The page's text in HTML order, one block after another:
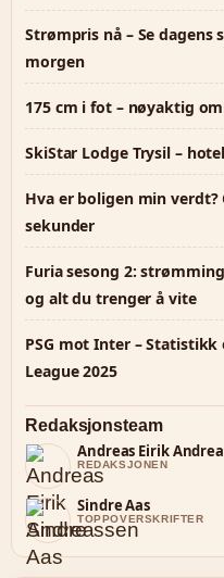
Strømpris nå – Se
morgen
175 cm i fot – nøyaktig
SkiStar Lodge Trysil –
Hva er boligen min
sekunder
Furia sesong 2:
og alt du trenger å vite
PSG mot Inter –
League 2025
Redaksjonsteam
Andreas Eirik
REDAKSJONEN
Sindre Aas
TOPPOVERSKRIFTER